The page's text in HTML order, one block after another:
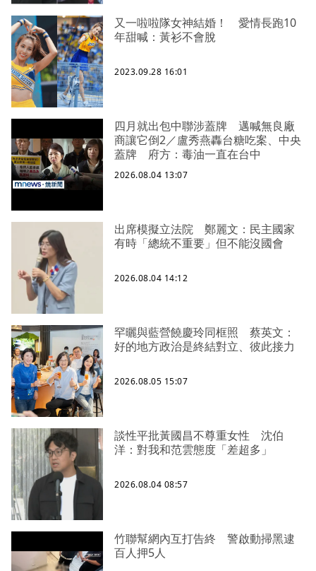
又一啦啦隊女神結婚！ 愛情長跑10
年甜喊：黃衫不會脫
2023.09.28 16:01
四月就出包中聯涉蓋牌 邁喊無良廠
商讓它倒2／盧秀燕轟台糖吃案、中央
蓋牌 府方：毒油一直在台中
2026.08.04 13:07
出席模擬立法院 鄭麗文：民主國家
有時「總統不重要」但不能沒國會
2026.08.04 14:12
罕曬與藍營饒慶玲同框照 蔡英文：
好的地方政治是終結對立、彼此接力
2026.08.05 15:07
談性平批黃國昌不尊重女性 沈伯
洋：對我和范雲態度「差超多」
2026.08.04 08:57
竹聯幫網內互打告終 警啟動掃黑逮
百人押5人